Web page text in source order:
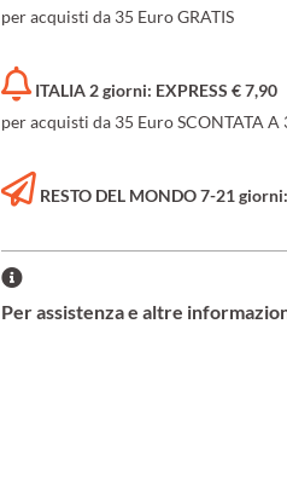
per acquisti da 35 Euro GRATIS
ITALIA 2 giorni: EXPRESS € 7,90
per acquisti da 35 Euro SCONTATA A
RESTO DEL MONDO 7-21
Per assistenza e altre